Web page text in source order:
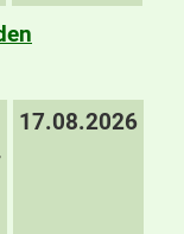
17.08.2026